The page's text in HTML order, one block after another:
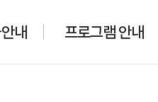
내 프로그램 안내